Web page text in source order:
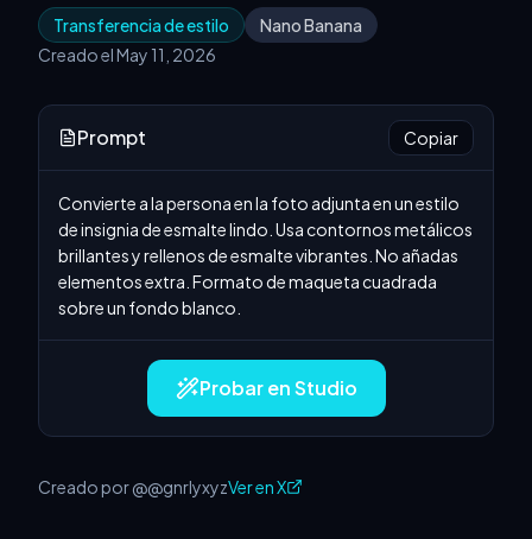
Transferencia de estilo
Nano Banana
Creado el May 11, 2026
Prompt Copiar
Convierte a la persona en la foto adjunta en un estilo
de insignia de esmalte lindo. Usa contornos metálicos
brillantes y rellenos de esmalte vibrantes. No añadas
elementos extra. Formato de maqueta cuadrada
sobre un fondo blanco.
Probar en Studio
Creado por @@gnrlyxyzVer en X